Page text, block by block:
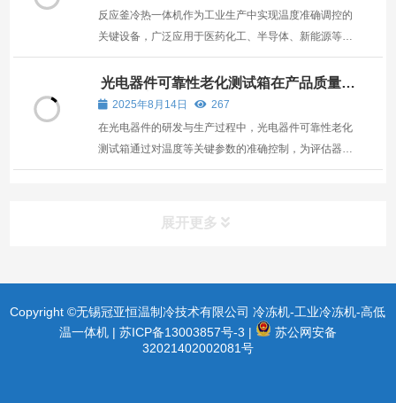
反应釜冷热一体机作为工业生产中实现温度准确调控的
关键设备，广泛应用于医药化工、半导体、新能源等领
域，其运行稳定性直接影响生产效率与产品质量。
光电器件可靠性老化测试箱在产品质量评
估中的应用
2025年8月14日
267
在光电器件的研发与生产过程中，光电器件可靠性老化
测试箱通过对温度等关键参数的准确控制，为评估器件
在长期使用中的稳定性提供了重要依据，进而为延长器
展开更多
Copyright ©无锡冠亚恒温制冷技术有限公司 冷冻机-工业冷冻机-高低
温一体机 | 苏ICP备13003857号-3 |
苏公网安备
32021402002081号